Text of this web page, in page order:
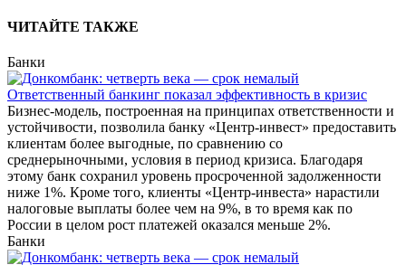
ЧИТАЙТЕ ТАКЖЕ
Банки
Ответственный банкинг показал эффективность в кризис
Бизнес-модель, построенная на принципах ответственности и
устойчивости, позволила банку «Центр-инвест» предоставить
клиентам более выгодные, по сравнению со
среднерыночными, условия в период кризиса. Благодаря
этому банк сохранил уровень просроченной задолженности
ниже 1%. Кроме того, клиенты «Центр-инвеста» нарастили
налоговые выплаты более чем на 9%, в то время как по
России в целом рост платежей оказался меньше 2%.
Банки